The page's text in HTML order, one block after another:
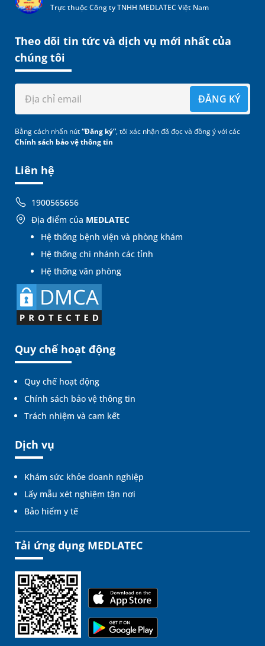
Trực thuộc Công ty TNHH MEDLATEC Việt Nam
Liên hệ
1900565656
Địa điểm của MEDLATEC
Hệ thống bệnh viện và phòng khám
Hệ thống chi nhánh các tỉnh
Hệ thống văn phòng
Quy chế hoạt động
Quy chế hoạt động
Chính sách bảo vệ thông tin
Trách nhiệm và cam kết
Dịch vụ
Khám sức khỏe doanh nghiệp
Lấy mẫu xét nghiệm tận nơi
Bảo hiểm y tế
Theo dõi tin tức và dịch vụ mới nhất của
chúng tôi
ĐĂNG KÝ
Bằng cách nhấn nút“Đăng ký”, tôi xác nhận đã đọc và đồng ý với các
Chính sách bảo vệ thông tin
Tải ứng dụng MEDLATEC